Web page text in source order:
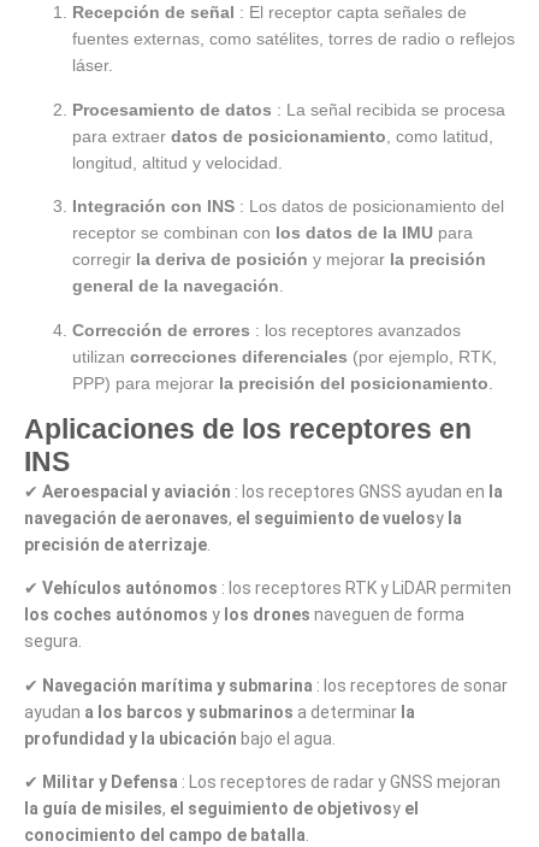
Recepción de señal : El receptor capta señales de
fuentes externas, como satélites, torres de radio o reflejos
láser.
Procesamiento de datos : La señal recibida se procesa
para extraer datos de posicionamiento , como latitud,
longitud, altitud y velocidad.
Integración con INS : Los datos de posicionamiento del
receptor se combinan con los datos de la IMU para
corregir la deriva de posición y mejorar la precisión
general de la navegación
Corrección de errores : los receptores avanzados
utilizan correcciones diferenciales (por ejemplo, RTK,
PPP) para mejorar la precisión del posicionamiento
Aplicaciones de los receptores en
INS
✔ Aeroespacial y aviación : los receptores GNSS ayudan en la
navegación de aeronaves, el seguimiento de vuelosy la
precisión de aterrizaje
✔ Vehículos autónomos : los receptores RTK y LiDAR permiten
los coches autónomos y los drones naveguen de forma
segura.
✔ Navegación marítima y submarina : los receptores de sonar
ayudan a los barcos y submarinos a determinar la
profundidad y la ubicación bajo el agua.
✔ Militar y Defensa : Los receptores de radar y GNSS mejoran
la guía de misiles, el seguimiento de objetivosy el
conocimiento del campo de batalla